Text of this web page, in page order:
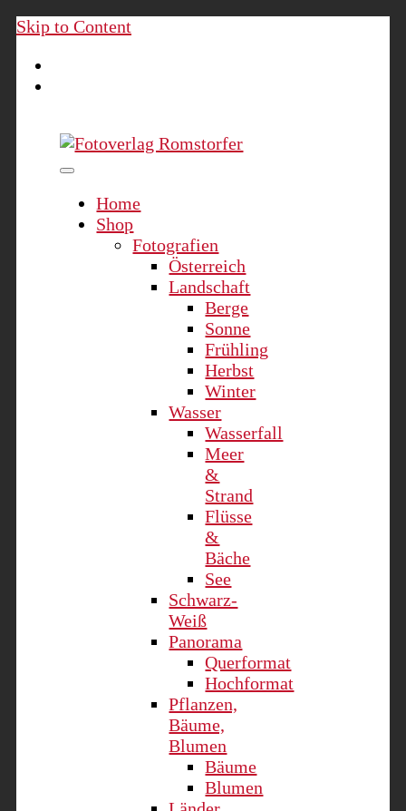
Skip to Content
Home
Shop
Fotografien
Österreich
Landschaft
Berge
Sonne
Frühling
Herbst
Winter
Wasser
Wasserfall
Meer
&
Strand
Flüsse
&
Bäche
See
Schwarz-
Weiß
Panorama
Querformat
Hochformat
Pflanzen,
Bäume,
Blumen
Bäume
Blumen